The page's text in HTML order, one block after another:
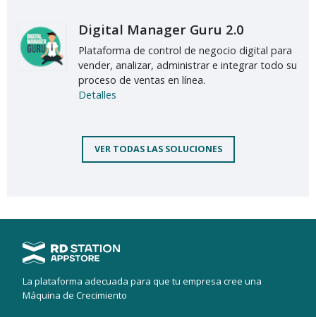
Digital Manager Guru 2.0
Plataforma de control de negocio digital para
vender, analizar, administrar e integrar todo su
proceso de ventas en línea.
Detalles
VER TODAS LAS SOLUCIONES
La plataforma adecuada para que tu empresa cree una
Máquina de Crecimiento